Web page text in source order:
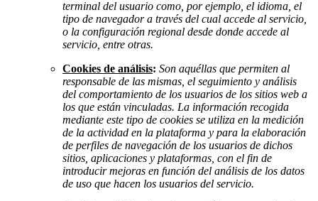
terminal del usuario como, por ejemplo, el idioma, el
tipo de navegador a través del cual accede al servicio,
o la configuración regional desde donde accede al
servicio, entre otras.
Cookies de análisis: Son aquéllas que permiten al
responsable de las mismas, el seguimiento y análisis
del comportamiento de los usuarios de los sitios web a
los que están vinculadas. La información recogida
mediante este tipo de cookies se utiliza en la medición
de la actividad en la plataforma y para la elaboración
de perfiles de navegación de los usuarios de dichos
sitios, aplicaciones y plataformas, con el fin de
introducir mejoras en función del análisis de los datos
de uso que hacen los usuarios del servicio.